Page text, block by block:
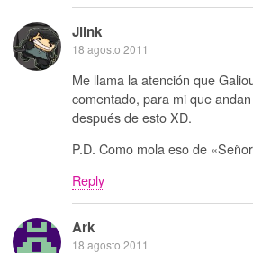
Jlink
18 agosto 2011
Me llama la atención que
comentado, para mi que
después de esto XD.
P.D. Como mola eso de
Reply
Ark
18 agosto 2011